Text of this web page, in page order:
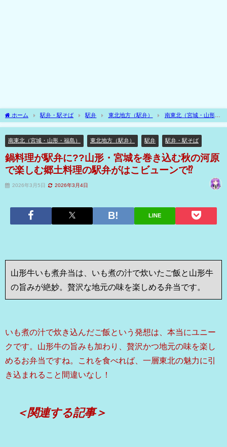
ホーム 駅弁・駅そば 駅弁 東北地方（駅弁）
南東北（宮城・山形・
福島）
鍋料理が駅弁に??山形・宮城を巻き込む秋の河原で楽しむ郷土料理の駅弁
南東北（宮城・山形・福島）
東北地方（駅弁） 駅弁 駅弁・駅そば
鍋料理が駅弁に??山形・宮城を巻き込む秋の河原
で楽しむ郷土料理の駅弁がはこビューンで⁉
2026年3月5日 2026年3月4日
LINE
山形牛いも煮弁当は、いも煮の汁で炊いたご飯と山形牛
の旨みが絶妙。贅沢な地元の味を楽しめる弁当です。
いも煮の汁で炊き込んだご飯という発想は、本当にユニー
クです。山形牛の旨みも加わり、贅沢かつ地元の味を楽し
めるお弁当ですね。これを食べれば、一層東北の魅力に引
き込まれること間違いなし！
＜関連する記事＞